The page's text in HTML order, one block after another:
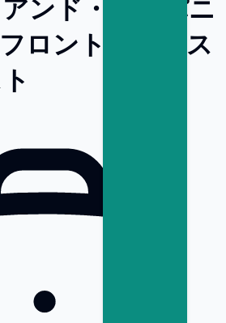
ンド・カンパニ
フロントエンドス